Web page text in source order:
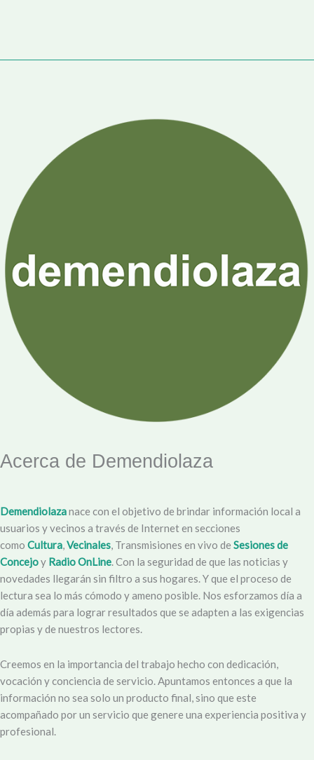
Acerca de Demendiolaza
Demendiolazanace con el objetivo de brindar información local a
usuarios y vecinos a través de Internet en secciones
como Cultura,Vecinales, Transmisiones en vivo de Sesiones de
Concejoy Radio OnLine. Con la seguridad de que las noticias y
novedades llegarán sin filtro a sus hogares. Y que el proceso de
lectura sea lo más cómodo y ameno posible. Nos esforzamos día a
día además para lograr resultados que se adapten a las exigencias
propias y de nuestros lectores.
Creemos en la importancia del trabajo hecho con dedicación,
vocación y conciencia de servicio. Apuntamos entonces a que la
información no sea solo un producto final, sino que este
acompañado por un servicio que genere una experiencia positiva y
profesional.